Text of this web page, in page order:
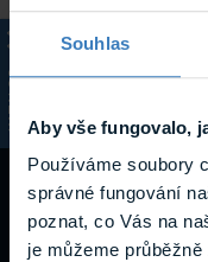
Souhlas
Aby vše fungovalo,
Používáme soubory
správné fungování
poznat, co Vás na
je můžeme
KATALOG